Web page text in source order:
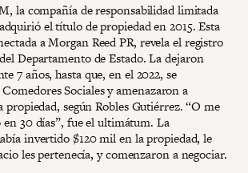
la compañía de responsabilidad limitada
el título de propiedad en 2015. Esta
a Morgan Reed PR, revela el registro
Departamento de Estado. La dejaron
7 años, hasta que, en el 2022, se
Sociales y amenazaron a
propiedad, según Robles Gutiérrez. “O me
en 30 días”, fue el ultimátum. La
invertido $120 mil en la propiedad, le
les pertenecía, y comenzaron a negociar.